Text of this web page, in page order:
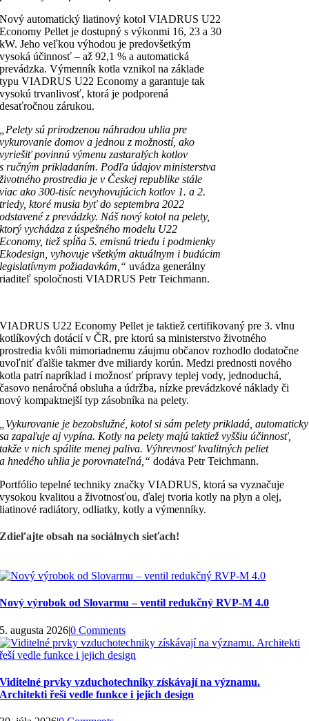
Nový automatický liatinový kotol VIADRUS U22
Economy Pellet je dostupný s výkonmi 16, 23 a 30
kW. Jeho veľkou výhodou je predovšetkým
vysoká účinnosť – až 92,1 % a automatická
prevádzka. Výmenník kotla vznikol na základe
typu VIADRUS U22 Economy a garantuje tak
vysokú trvanlivosť, ktorá je podporená
desaťročnou zárukou.
„Pelety sú prirodzenou náhradou uhlia pre
vykurovanie domov a jednou z možností, ako
vyriešiť povinnú výmenu zastaralých kotlov
s ručným prikladaním. Podľa údajov ministerstva
životného prostredia je v Českej republike stále
viac ako 300-tisíc nevyhovujúcich kotlov 1. a 2.
triedy, ktoré musia byť do septembra 2022
odstavené z prevádzky. Náš nový kotol na pelety,
ktorý vychádza z úspešného modelu U22
Economy, tiež spĺňa 5. emisnú triedu i podmienky
Ekodesign, vyhovuje všetkým aktuálnym i budúcim
legislatívnym požiadavkám,“ uvádza generálny
riaditeľ spoločnosti VIADRUS Petr Teichmann.
VIADRUS U22 Economy Pellet je taktiež certifikovaný pre 3. vlnu
kotlíkových dotácií v ČR, pre ktorú sa ministerstvo životného
prostredia kvôli mimoriadnemu záujmu občanov rozhodlo dodatočne
uvoľniť ďalšie takmer dve miliardy korún. Medzi prednosti nového
kotla patrí napríklad i možnosť prípravy teplej vody, jednoduchá,
časovo nenáročná obsluha a údržba, nízke prevádzkové náklady či
nový kompaktnejší typ zásobníka na pelety.
„Vykurovanie je bezobslužné, kotol si sám pelety prikladá, automaticky
sa zapaľuje aj vypína. Kotly na pelety majú taktiež vyššiu účinnosť,
takže v nich spálite menej paliva. Výhrevnosť kvalitných peliet
a hnedého uhlia je porovnateľná,“ dodáva Petr Teichmann.
Portfólio tepelné techniky značky VIADRUS, ktorá sa vyznačuje
vysokou kvalitou a životnosťou, ďalej tvoria kotly na plyn a olej,
liatinové radiátory, odliatky, kotly a výmenníky.
Zdieľajte obsah na sociálnych sieťach!
Nový výrobok od Slovarmu – ventil redukčný RVP-M 4.0
5. augusta 2026|0 Comments
Viditelné prvky vzduchotechniky získávají na významu.
Architekti řeší vedle funkce i jejich design